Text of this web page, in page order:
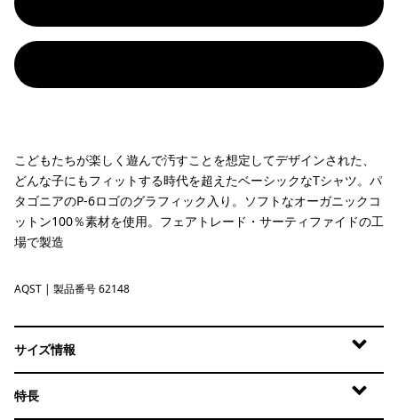
こどもたちが楽しく遊んで汚すことを想定してデザインされた、
どんな子にもフィットする時代を超えたベーシックなTシャツ。パ
タゴニアのP-6ロゴのグラフィック入り。ソフトなオーガニックコ
ットン100％素材を使用。フェアトレード・サーティファイドの工
場で製造
Aqua Stone
AQST | 製品番号 62148
サイズ情報
特長